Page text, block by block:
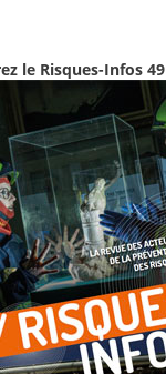
le Risques-Infos 49